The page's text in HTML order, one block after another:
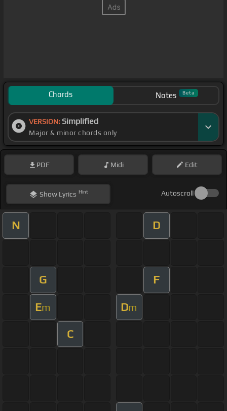
Chords Notes Beta
VERSION: Simplified
Major & minor chords only
PDF Midi Edit
ShowLyrics Hint Autoscroll
N D
G F
Em Dm
C